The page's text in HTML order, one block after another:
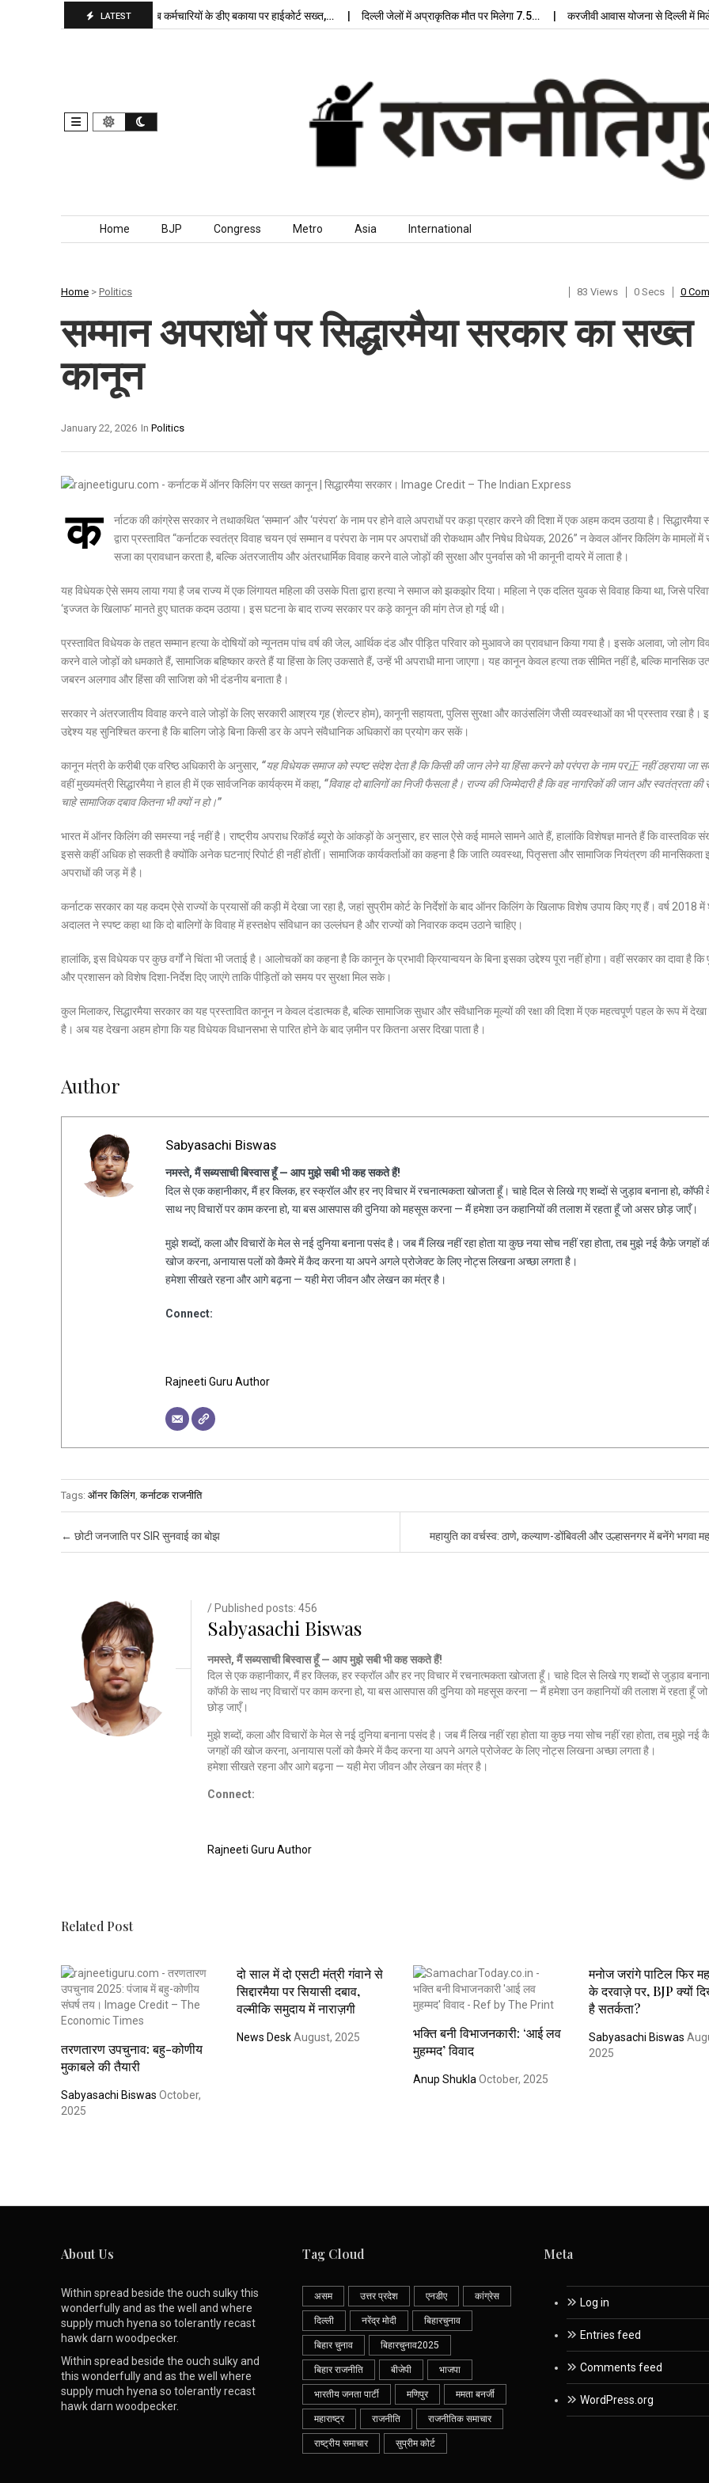
LATEST
बरकरार, बांकीपुर में… पंजाब कर्मचारियों के डीए बकाया पर हाईकोर्ट सख्त,… दिल्ली जेलों में अप्राकृतिक मौत पर मिलेगा 7.5… करजीवी आवास योजना से दिल्ली में
Skip to content
Home BJP Congress Metro Asia International
Home > Politics 83 Views 0 Secs 0
सम्मान अपराधों पर सिद्धारमैया सरकार का सख्त
कानून
In Politics
January 22, 2026
क
र्नाटक की कांग्रेस सरकार ने तथाकथित ‘सम्मान’ और ‘परंपरा’ के नाम पर होने वाले अपराधों पर कड़ा प्रहार करने की दिशा में एक अहम कदम उठाया है। सिद्धारमैया
द्वारा प्रस्तावित “कर्नाटक स्वतंत्र विवाह चयन एवं सम्मान व परंपरा के नाम पर अपराधों की रोकथाम और निषेध विधेयक, 2026” न केवल ऑनर किलिंग के मामलों
सजा का प्रावधान करता है, बल्कि अंतरजातीय और अंतरधार्मिक विवाह करने वाले जोड़ों की सुरक्षा और पुनर्वास को भी कानूनी दायरे में लाता है।
यह विधेयक ऐसे समय लाया गया है जब राज्य में एक लिंगायत महिला की उसके पिता द्वारा हत्या ने समाज को झकझोर दिया। महिला ने एक दलित युवक से विवाह किया था, जिसे
‘इज्जत के खिलाफ’ मानते हुए घातक कदम उठाया। इस घटना के बाद राज्य सरकार पर कड़े कानून की मांग तेज हो गई थी।
प्रस्तावित विधेयक के तहत सम्मान हत्या के दोषियों को न्यूनतम पांच वर्ष की जेल, आर्थिक दंड और पीड़ित परिवार को मुआवजे का प्रावधान किया गया है। इसके अलावा, जो लोग
करने वाले जोड़ों को धमकाते हैं, सामाजिक बहिष्कार करते हैं या हिंसा के लिए उकसाते हैं, उन्हें भी अपराधी माना जाएगा। यह कानून केवल हत्या तक सीमित नहीं है, बल्कि मानसिक
जबरन अलगाव और हिंसा की साजिश को भी दंडनीय बनाता है।
सरकार ने अंतरजातीय विवाह करने वाले जोड़ों के लिए सरकारी आश्रय गृह (शेल्टर होम), कानूनी सहायता, पुलिस सुरक्षा और काउंसलिंग जैसी व्यवस्थाओं का भी प्रस्ताव रखा है।
उद्देश्य यह सुनिश्चित करना है कि बालिग जोड़े बिना किसी डर के अपने संवैधानिक अधिकारों का प्रयोग कर सकें।
कानून मंत्री के करीबी एक वरिष्ठ अधिकारी के अनुसार, “यह विधेयक समाज को स्पष्ट संदेश देता है कि किसी की जान लेने या हिंसा करने को परंपरा के नाम पर正 नहीं ठहराया जा
वहीं मुख्यमंत्री सिद्धारमैया ने हाल ही में एक सार्वजनिक कार्यक्रम में कहा, “विवाह दो बालिगों का निजी फैसला है। राज्य की जिम्मेदारी है कि वह नागरिकों की जान और स्वतंत्रता की
चाहे सामाजिक दबाव कितना भी क्यों न हो।”
भारत में ऑनर किलिंग की समस्या नई नहीं है। राष्ट्रीय अपराध रिकॉर्ड ब्यूरो के आंकड़ों के अनुसार, हर साल ऐसे कई मामले सामने आते हैं, हालांकि विशेषज्ञ मानते हैं कि वास्तविक
इससे कहीं अधिक हो सकती है क्योंकि अनेक घटनाएं रिपोर्ट ही नहीं होतीं। सामाजिक कार्यकर्ताओं का कहना है कि जाति व्यवस्था, पितृसत्ता और सामाजिक नियंत्रण की मानसिकता
अपराधों की जड़ में है।
कर्नाटक सरकार का यह कदम ऐसे राज्यों के प्रयासों की कड़ी में देखा जा रहा है, जहां सुप्रीम कोर्ट के निर्देशों के बाद ऑनर किलिंग के खिलाफ विशेष उपाय किए गए हैं। वर्ष 2018 में
अदालत ने स्पष्ट कहा था कि दो बालिगों के विवाह में हस्तक्षेप संविधान का उल्लंघन है और राज्यों को निवारक कदम उठाने चाहिए।
हालांकि, इस विधेयक पर कुछ वर्गों ने चिंता भी जताई है। आलोचकों का कहना है कि कानून के प्रभावी क्रियान्वयन के बिना इसका उद्देश्य पूरा नहीं होगा। वहीं सरकार का दावा है कि
और प्रशासन को विशेष दिशा-निर्देश दिए जाएंगे ताकि पीड़ितों को समय पर सुरक्षा मिल सके।
कुल मिलाकर, सिद्धारमैया सरकार का यह प्रस्तावित कानून न केवल दंडात्मक है, बल्कि सामाजिक सुधार और संवैधानिक मूल्यों की रक्षा की दिशा में एक महत्वपूर्ण पहल के रूप में देखा
है। अब यह देखना अहम होगा कि यह विधेयक विधानसभा से पारित होने के बाद ज़मीन पर कितना असर दिखा पाता है।
Author
Sabyasachi Biswas
नमस्ते, मैं सब्यसाची बिस्वास हूँ — आप मुझे सबी भी कह सकते हैं!
दिल से एक कहानीकार, मैं हर क्लिक, हर स्क्रॉल और हर नए विचार में रचनात्मकता खोजता हूँ। चाहे दिल से लिखे गए शब्दों से जुड़ाव बनाना हो, कॉफी
साथ नए विचारों पर काम करना हो, या बस आसपास की दुनिया को महसूस करना — मैं हमेशा उन कहानियों की तलाश में रहता हूँ जो असर छोड़ जाएँ।
मुझे शब्दों, कला और विचारों के मेल से नई दुनिया बनाना पसंद है। जब मैं लिख नहीं रहा होता या कुछ नया सोच नहीं रहा होता, तब मुझे नई कैफ़े जगहों
खोज करना, अनायास पलों को कैमरे में कैद करना या अपने अगले प्रोजेक्ट के लिए नोट्स लिखना अच्छा लगता है।
हमेशा सीखते रहना और आगे बढ़ना — यही मेरा जीवन और लेखन का मंत्र है।
Connect:
Rajneeti Guru Author
Tags: ऑनर किलिंग ,कर्नाटक राजनीति
Post navigation
← छोटी जनजाति पर SIR सुनवाई का बोझ महायुति का वर्चस्व: ठाणे, कल्याण-डोंबिवली और उल्हासनगर में बनेंगे भगवा
/ Published posts: 456
Sabyasachi Biswas
नमस्ते, मैं सब्यसाची बिस्वास हूँ — आप मुझे सबी भी कह सकते हैं!
दिल से एक कहानीकार, मैं हर क्लिक, हर स्क्रॉल और हर नए विचार में रचनात्मकता खोजता हूँ। चाहे दिल से लिखे गए शब्दों से जुड़ाव
कॉफी के साथ नए विचारों पर काम करना हो, या बस आसपास की दुनिया को महसूस करना — मैं हमेशा उन कहानियों की तलाश में रहता हूँ
छोड़ जाएँ।
मुझे शब्दों, कला और विचारों के मेल से नई दुनिया बनाना पसंद है। जब मैं लिख नहीं रहा होता या कुछ नया सोच नहीं रहा होता, तब मुझे नई
जगहों की खोज करना, अनायास पलों को कैमरे में कैद करना या अपने अगले प्रोजेक्ट के लिए नोट्स लिखना अच्छा लगता है।
हमेशा सीखते रहना और आगे बढ़ना — यही मेरा जीवन और लेखन का मंत्र है।
Connect:
Rajneeti Guru Author
Related Post
तरणतारण उपचुनाव: बहु-कोणीय
मुकाबले की तैयारी
Sabyasachi Biswas October,
2025
दो साल में दो एसटी मंत्री गंवाने से
सिद्दारमैया पर सियासी दबाव,
वल्मीकि समुदाय में नाराज़गी
News DeskAugust, 2025
भक्ति बनी विभाजनकारी: ‘आई लव
मुहम्मद’ विवाद
Anup Shukla October, 2025
मनोज जरांगे पाटिल फिर
के दरवाज़े पर, BJP क्यों
है सतर्कता?
Sabyasachi Biswas
2025
About Us
Within spread beside the ouch sulky this
wonderfully and as the well and where
supply much hyena so tolerantly recast
hawk darn woodpecker.
Within spread beside the ouch sulky and
this wonderfully and as the well where
supply much hyena so tolerantly recast
hawk darn woodpecker.
Tag Cloud
असम उत्तर प्रदेश एनडीए कांग्रेस
दिल्ली नरेंद्र मोदी बिहारचुनाव
बिहार चुनाव बिहारचुनाव2025
बिहार राजनीति बीजेपी भाजपा
भारतीय जनता पार्टी मणिपुर ममता बनर्जी
महाराष्ट्र राजनीति राजनीतिक समाचार
राष्ट्रीय समाचार सुप्रीम कोर्ट
Meta
Log in
Entries feed
Comments feed
WordPress.org